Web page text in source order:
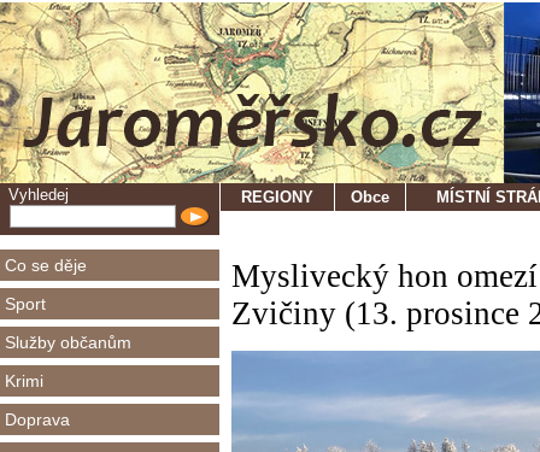
Vyhledej
Co se děje
Sport
Služby občanům
Krimi
Doprava
REGIONY Obce MÍSTNÍ
Myslivecký hon
Zvičiny (13. prosince